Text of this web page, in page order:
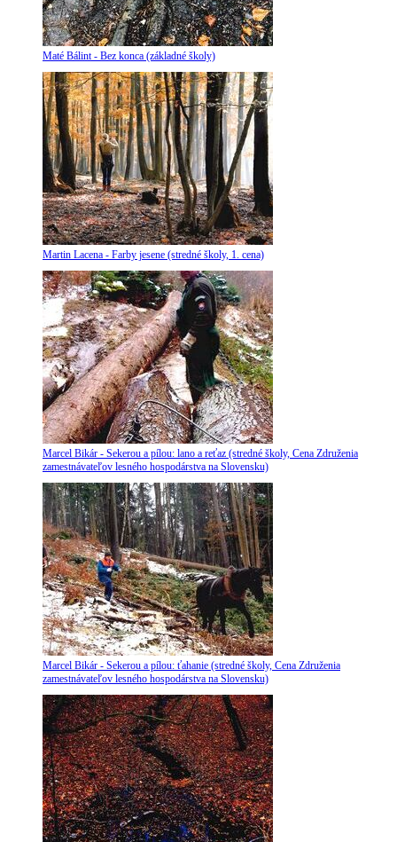
Maté Bálint - Bez konca (základné školy)
Martin Lacena - Farby jesene (stredné školy, 1. cena)
Marcel Bikár - Sekerou a pílou: lano a reťaz (stredné školy, Cena Združenia
zamestnávateľov lesného hospodárstva na Slovensku)
Marcel Bikár - Sekerou a pílou: ťahanie (stredné školy, Cena Združenia
zamestnávateľov lesného hospodárstva na Slovensku)